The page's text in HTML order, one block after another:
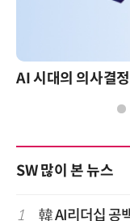
SW 많이 본 뉴스
1 韓 AI리더십 공